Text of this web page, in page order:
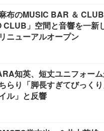
布のMUSIC BAR ＆
CLUB」空間と音響を一新
ニューアルオープン
知英、短丈ユニフォー
らり「脚長すぎてびっく
ル」と反響